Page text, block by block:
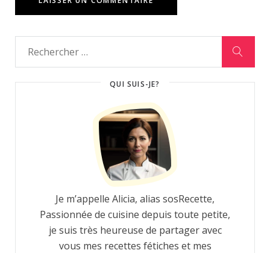
QUI SUIS-JE?
Je m’appelle Alicia, alias sosRecette,
Passionnée de cuisine depuis toute petite,
je suis très heureuse de partager avec
vous mes recettes fétiches et mes